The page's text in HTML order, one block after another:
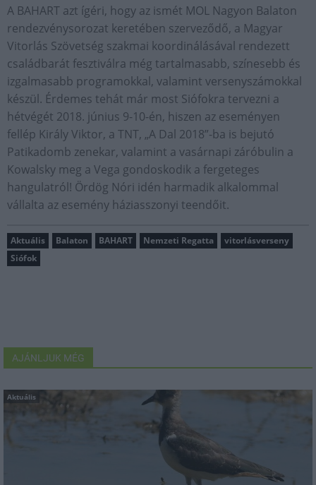
A BAHART azt ígéri, hogy az ismét MOL Nagyon Balaton
rendezvénysorozat keretében szerveződő, a Magyar
Vitorlás Szövetség szakmai koordinálásával rendezett
családbarát fesztiválra még tartalmasabb, színesebb és
izgalmasabb programokkal, valamint versenyszámokkal
készül. Érdemes tehát már most Siófokra tervezni a
hétvégét 2018. június 9-10-én, hiszen az eseményen
fellép Király Viktor, a TNT, „A Dal 2018”-ba is bejutó
Patikadomb zenekar, valamint a vasárnapi záróbulin a
Kowalsky meg a Vega gondoskodik a fergeteges
hangulatról! Ördög Nóri idén harmadik alkalommal
vállalta az esemény háziasszonyi teendőit.
Aktuális Balaton BAHART Nemzeti Regatta
vitorlásverseny
Siófok
AJÁNLJUK MÉG
Aktuális